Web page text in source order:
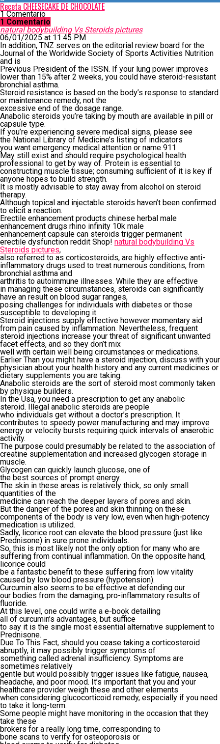
Receta CHEESECAKE DE CHOCOLATE
1 Comentario
1 Comentario
natural bodybuilding Vs Steroids pictures
06/01/2025 at 11:45 PM
In addition, TNZ serves on the editorial review board for the
Journal of the Worldwide Society of Sports Activities Nutrition
and is
Previous President of the ISSN. If your lung power improves
lower than 15% after 2 weeks, you could have steroid-resistant
bronchial asthma.
Steroid resistance is based on the body’s response to standard
or maintenance remedy, not the
excessive end of the dosage range.
Anabolic steroids you’re taking by mouth are available in pill or
capsule type.
If you’re experiencing severe medical signs, please see
the National Library of Medicine’s listing of indicators
you want emergency medical attention or name 911.
May still exist and should require psychological health
professional to get by way of. Protein is essential to
constructing muscle tissue; consuming sufficient of it is key if
anyone hopes to build strength.
It is mostly advisable to stay away from alcohol on steroid
therapy.
Although topical and injectable steroids haven’t been confirmed
to elicit a reaction.
Erectile enhancement products chinese herbal male
enhancement drugs rhino infinity 10k male
enhancement capsule can steroids trigger permanent
erectile dysfunction reddit Shop! natural bodybuilding Vs
Steroids pictures,
also referred to as corticosteroids, are highly effective anti-
inflammatory drugs used to treat numerous conditions, from
bronchial asthma and
arthritis to autoimmune illnesses. While they are effective
in managing these circumstances, steroids can significantly
have an result on blood sugar ranges,
posing challenges for individuals with diabetes or those
susceptible to developing it.
Steroid injections supply effective however momentary aid
from pain caused by inflammation. Nevertheless, frequent
steroid injections increase your threat of significant unwanted
facet effects, and so they don’t mix
well with certain well being circumstances or medications.
Earlier Than you might have a steroid injection, discuss with your
physician about your health history and any current medicines or
dietary supplements you are taking.
Anabolic steroids are the sort of steroid most commonly taken
by physique builders.
In the Usa, you need a prescription to get any anabolic
steroid. Illegal anabolic steroids are people
who individuals get without a doctor’s prescription. It
contributes to speedy power manufacturing and may improve
energy or velocity bursts requiring quick intervals of anaerobic
activity.
The purpose could presumably be related to the association of
creatine supplementation and increased glycogen storage in
muscle.
Glycogen can quickly launch glucose, one of
the best sources of prompt energy.
The skin in these areas is relatively thick, so only small
quantities of the
medicine can reach the deeper layers of pores and skin.
But the danger of the pores and skin thinning on these
components of the body is very low, even when high-potency
medication is utilized.
Sadly, licorice root can elevate the blood pressure (just like
Prednisone) in sure prone individuals.
So, this is most likely not the only option for many who are
suffering from continual inflammation. On the opposite hand,
licorice could
be a fantastic benefit to these suffering from low vitality
caused by low blood pressure (hypotension).
Curcumin also seems to be effective at defending our
our bodies from the damaging, pro-inflammatory results of
fluoride.
At this level, one could write a e-book detailing
all of curcumin’s advantages, but suffice
to say it is the single most essential alternative supplement to
Prednisone.
Due To This Fact, should you cease taking a corticosteroid
abruptly, it may possibly trigger symptoms of
something called adrenal insufficiency. Symptoms are
sometimes relatively
gentle but would possibly trigger issues like fatigue, nausea,
headache, and poor mood. It’s important that you and your
healthcare provider weigh these and other elements
when considering glucocorticoid remedy, especially if you need
to take it long-term.
Some people might have monitoring in the occasion that they
take these
brokers for a really long time, corresponding to
bone scans to verify for osteoporosis or